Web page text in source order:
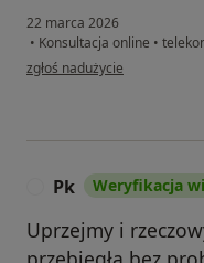
22 marca 2026
• Konsultacja online •
w opinii użytkownika
zgłoś nadużycie
Pk Weryfikacja
Uprzejmy i